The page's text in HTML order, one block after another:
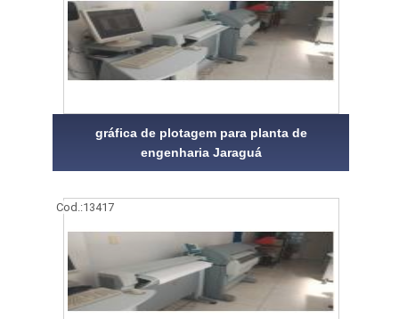
gráfica de plotagem para planta de
engenharia Jaraguá
Cod.:13417